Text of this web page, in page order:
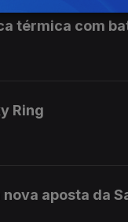
térmica com
Ring
aposta da